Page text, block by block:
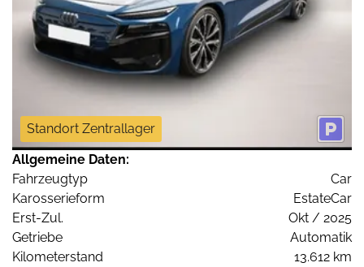
Standort Zentrallager
Allgemeine Daten:
Fahrzeugtyp
Car
Karosserieform
EstateCar
Erst-Zul.
Okt / 2025
Getriebe
Automatik
Kilometerstand
13.612 km